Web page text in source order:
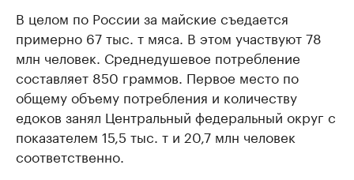
В целом по России за майские съедается
примерно 67 тыс. т мяса. В этом участвуют 78
млн человек. Среднедушевое потребление
составляет 850 граммов. Первое место по
общему объему потребления и количеству
едоков занял Центральный федеральный округ с
показателем 15,5 тыс. т и 20,7 млн человек
соответственно.